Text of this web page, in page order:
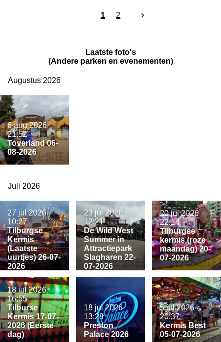
1 2
Laatste foto's
(Andere parken en evenementen)
Augustus 2026
Toverland 06-
08-2026
6 aug 2026
21:52
Juli 2026
Tilburgse
Kermis
(Laatste
uurtjes) 26-07-
2026
27 jul 2026
10:27
De Wild West
Summer in
Attractiepark
Slagharen 22-
07-2026
23 jul 2026
12:21
Tilburgse
kermis (roze
maandag) 20-
07-2026
20 jul 2026
22:14
Tilburse
Kermis 17-07-
2026 (Eerste
dag)
18 jul 2026
16:55
Preston
Palace 2026
18 jul 2026
13:28
Kermis Best
05-07-2026
5 jul 2026
20:37